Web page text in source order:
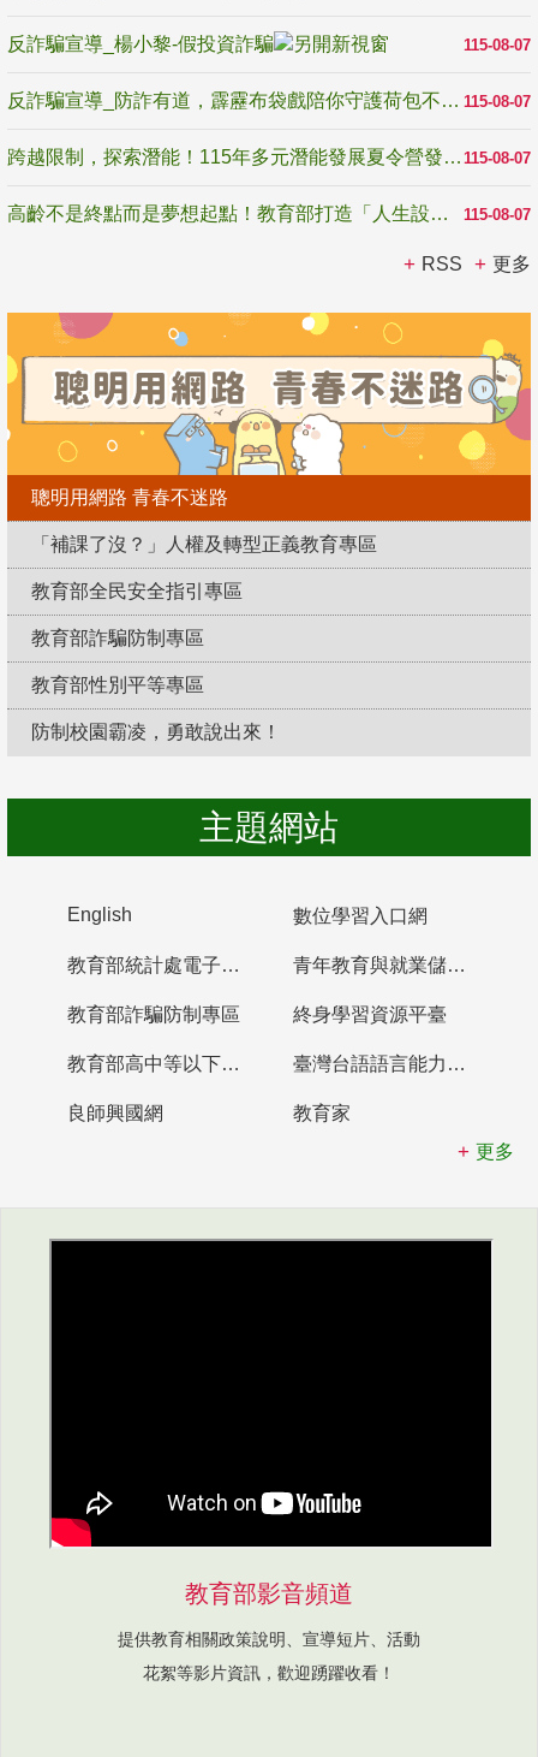
115-08-07
反詐騙宣導_楊小黎-假投資詐騙
115-08-07
反詐騙宣導_防詐有道，霹靂布袋戲陪你守護荷包不受騙
115-08-07
跨越限制，探索潛能！115年多元潛能發展夏令營發掘生命無限可能
115-08-07
高齡不是終點而是夢想起點！教育部打造「人生設計夢工場」 參展第3屆高齡健康產業博覽會
RSS 更多
聰明用網路 青春不迷路
「補課了沒？」人權及轉型正義教育專區
教育部全民安全指引專區
教育部詐騙防制專區
教育部性別平等專區
防制校園霸凌，勇敢說出來！
主題網站
English 數位學習入口網
教育部統計處電子書櫃 青年教育與就業儲蓄帳戶
教育部詐騙防制專區 終身學習資源平臺
教育部高中等以下學校及幼兒園教師資格檢定考試 臺灣台語語言能力認證網站
良師興國網
教育家
更多
教育部影音頻道
提供教育相關政策說明、宣導短片、活動
花絮等影片資訊，歡迎踴躍收看！